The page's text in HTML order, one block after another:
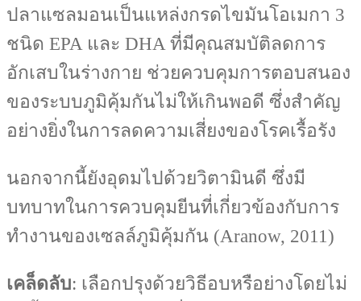
ปลาแซลมอนเป็นแหล่งกรดไขมันโอเมกา 3
ชนิด EPA และ DHA ที่มีคุณสมบัติลดการ
อักเสบในร่างกาย ช่วยควบคุมการตอบสนอง
ของระบบภูมิคุ้มกันไม่ให้เกินพอดี ซึ่งสำคัญ
อย่างยิ่งในการลดความเสี่ยงของโรคเรื้อรัง
นอกจากนี้ยังอุดมไปด้วยวิตามินดี ซึ่งมี
บทบาทในการควบคุมยีนที่เกี่ยวข้องกับการ
ทำงานของเซลล์ภูมิคุ้มกัน (Aranow, 2011)
เคล็ดลับ: เลือกปรุงด้วยวิธีอบหรือย่างโดยไม่